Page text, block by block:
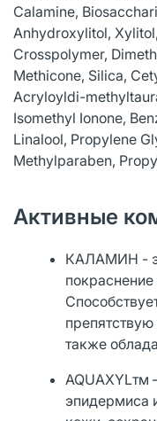
Calamine,
Anhydroxylitol,
Crosspolymer,
Methicone, Silica,
Acryloyldi-
Isomethyl Ionone,
Linalool, Propylene
Methylparaben,
Активные
КАЛАМИН -
также
AQUAXYLтм
эпидермиса